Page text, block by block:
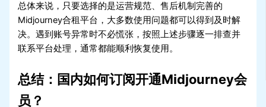
总体来说，只要选择的是运营规范、售后机制完善的
Midjourney合租平台，大多数使用问题都可以得到及时解
决。遇到账号异常时不必慌张，按照上述步骤逐一排查并
联系平台处理，通常都能顺利恢复使用。
总结：国内如何订阅开通Midjourney会
员？